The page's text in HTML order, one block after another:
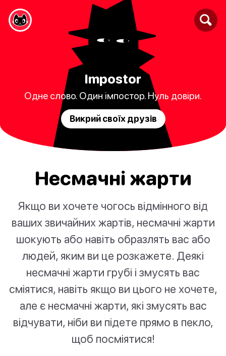
Impostor
Одне слово. Один імпостор. Нуль довіри.
Викрий своїх друзів
Несмачні жарти
Якщо ви хочете чогось відмінного від
ваших звичайних жартів, несмачні жарти
шокують або навіть образлять вас або
людей, яким ви це розкажете. Деякі
несмачні жарти грубі і змусять вас
сміятися, навіть якщо ви цього не хочете,
але є несмачні жарти, які змусять вас
відчувати, ніби ви підете прямо в пекло,
щоб посміятися!